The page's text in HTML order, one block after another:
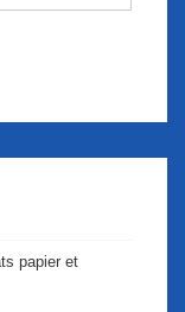
papier et